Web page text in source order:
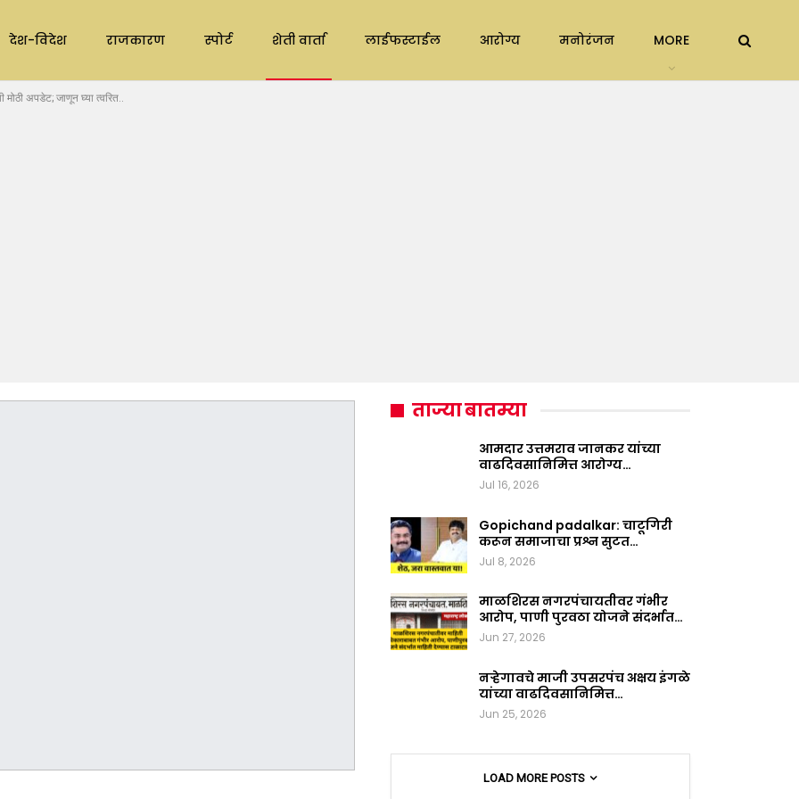
देश-विदेश राजकारण स्पोर्ट शेती वार्ता लाईफस्टाईल आरोग्य मनोरंजन MORE
अपडेट; जाणून घ्या त्वरित..
ताज्या बातम्या
आमदार उत्तमराव जानकर यांच्या
वाढदिवसानिमित्त आरोग्य…
Jul 16, 2026
Gopichand padalkar: चाटूगिरी
करून समाजाचा प्रश्न सुटत…
Jul 8, 2026
माळशिरस नगरपंचायतीवर गंभीर
आरोप, पाणी पुरवठा योजने संदर्भात…
Jun 27, 2026
नऱ्हेगावचे माजी उपसरपंच अक्षय इंगळे
यांच्या वाढदिवसानिमित्त…
Jun 25, 2026
LOAD MORE POSTS